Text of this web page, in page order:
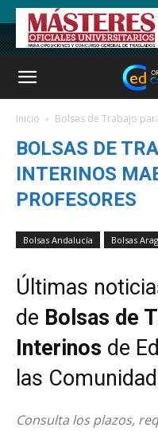
Inicio Bolsas de Trabajo
BOLSAS DE
INTERINOS
PROFESORES
Bolsas Andalucía Bolsas
Últimas
de Bolsas de
Interinos de
las
Consulta los plazos,